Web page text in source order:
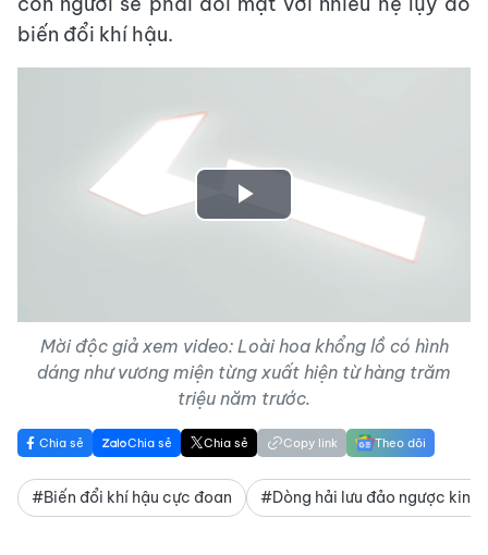
biến đổi khí hậu.
Play
Mời độc giả xem video: Loài hoa khổng lồ có hình
dáng như vương miện từng xuất hiện từ hàng trăm
triệu năm trước.
Chia sẻ Chia sẻ Chia sẻ Copy link Theo dõi
#Biến đổi khí hậu cực đoan #Dòng hải lưu đảo ngược kinh